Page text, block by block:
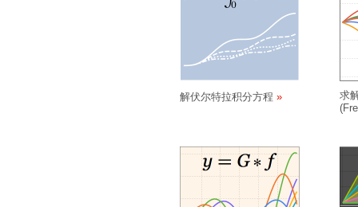
解伏尔特拉积分方程
求